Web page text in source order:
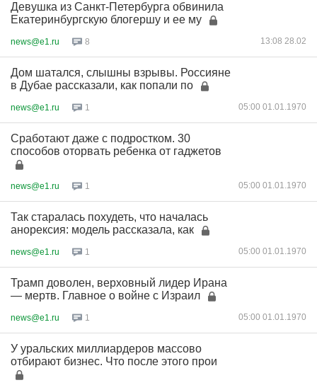
Девушка из Санкт-Петербурга обвинила
Екатеринбургскую блогершу и ее му
news@e1.ru 8 13:08 28.02
Дом шатался, слышны взрывы. Россияне
в Дубае рассказали, как попали по
news@e1.ru 1 05:00 01.01.1970
Сработают даже с подростком. 30
способов оторвать ребенка от гаджетов
news@e1.ru 1 05:00 01.01.1970
Так старалась похудеть, что началась
анорексия: модель рассказала, как
news@e1.ru 1 05:00 01.01.1970
Трамп доволен, верховный лидер Ирана
— мертв. Главное о войне с Израил
news@e1.ru 1 05:00 01.01.1970
У уральских миллиардеров массово
отбирают бизнес. Что после этого прои